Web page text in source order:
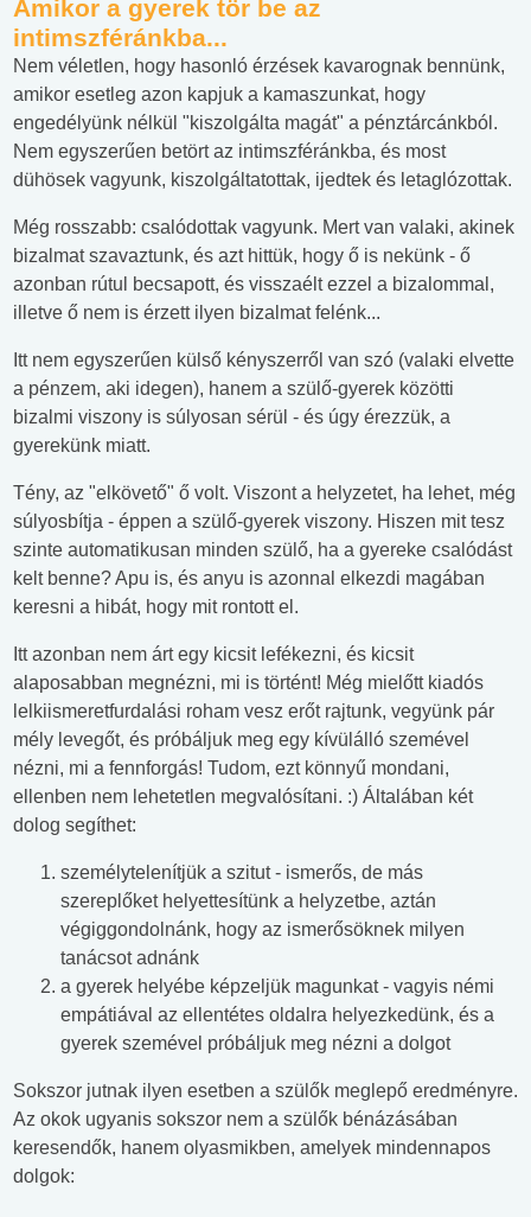
Amikor a gyerek tör be az
intimszféránkba...
Nem véletlen, hogy hasonló érzések kavarognak bennünk,
amikor esetleg azon kapjuk a kamaszunkat, hogy
engedélyünk nélkül "kiszolgálta magát" a pénztárcánkból.
Nem egyszerűen betört az intimszféránkba, és most
dühösek vagyunk, kiszolgáltatottak, ijedtek és letaglózottak.
Még rosszabb: csalódottak vagyunk. Mert van valaki, akinek
bizalmat szavaztunk, és azt hittük, hogy ő is nekünk - ő
azonban rútul becsapott, és visszaélt ezzel a bizalommal,
illetve ő nem is érzett ilyen bizalmat felénk...
Itt nem egyszerűen külső kényszerről van szó (valaki elvette
a pénzem, aki idegen), hanem a szülő-gyerek közötti
bizalmi viszony is súlyosan sérül - és úgy érezzük, a
gyerekünk miatt.
Tény, az "elkövető" ő volt. Viszont a helyzetet, ha lehet, még
súlyosbítja - éppen a szülő-gyerek viszony. Hiszen mit tesz
szinte automatikusan minden szülő, ha a gyereke csalódást
kelt benne? Apu is, és anyu is azonnal elkezdi magában
keresni a hibát, hogy mit rontott el.
Itt azonban nem árt egy kicsit lefékezni, és kicsit
alaposabban megnézni, mi is történt! Még mielőtt kiadós
lelkiismeretfurdalási roham vesz erőt rajtunk, vegyünk pár
mély levegőt, és próbáljuk meg egy kívülálló szemével
nézni, mi a fennforgás! Tudom, ezt könnyű mondani,
ellenben nem lehetetlen megvalósítani. :) Általában két
dolog segíthet:
személytelenítjük a szitut - ismerős, de más
szereplőket helyettesítünk a helyzetbe, aztán
végiggondolnánk, hogy az ismerősöknek milyen
tanácsot adnánk
a gyerek helyébe képzeljük magunkat - vagyis némi
empátiával az ellentétes oldalra helyezkedünk, és a
gyerek szemével próbáljuk meg nézni a dolgot
Sokszor jutnak ilyen esetben a szülők meglepő eredményre.
Az okok ugyanis sokszor nem a szülők bénázásában
keresendők, hanem olyasmikben, amelyek mindennapos
dolgok: